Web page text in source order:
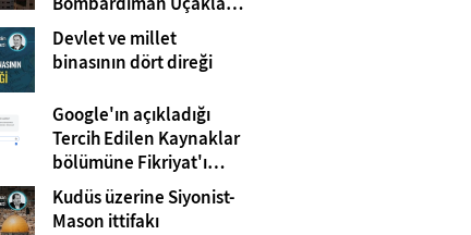
ve Tanklar Arasında
Gazze
Devlet ve millet
binasının dört direği
Google'ın açıkladığı
Tercih Edilen Kaynaklar
bölümüne Fikriyat'ı
eklemeyi unutmayın!
Kudüs üzerine Siyonist-
Mason ittifakı